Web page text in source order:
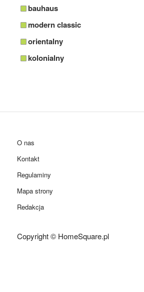
bauhaus
modern classic
orientalny
kolonialny
O nas
Kontakt
Regulaminy
Mapa strony
Redakcja
Copyright © HomeSquare.pl